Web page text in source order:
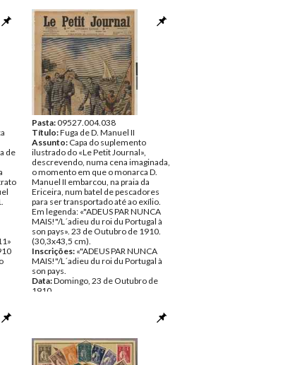
Inscrições:Em legenda: «THEOFILO
BRAGA/Presidente do Conselho de
Ministros do Governo da Republica»
Data:1910 - 1919
Fundo:Colecção Fundação Mário
Soares/António Pedro Vicente
Tipo Documental:ARTE
Página(s):1
de
Pasta:09527.004.038
Título:Fuga de D. Manuel II
Assunto: Capa do suplemento
ilustrado do «Le Petit Journal»,
descrevendo, numa cena imaginada,
o momento em que o monarca D.
Manuel II embarcou, na praia da
Ericeira, num batel de pescadores
para ser transportado até ao exílio.
Em legenda: «"ADEUS PAR NUNCA
MAIS!"/L´adieu du roi du Portugal à
son pays». 23 de Outubro de 1910.
(30,3x43,5 cm).
Inscrições: «"ADEUS PAR NUNCA
MAIS!"/L´adieu du roi du Portugal à
son pays.
Data:Domingo, 23 de Outubro de
1910